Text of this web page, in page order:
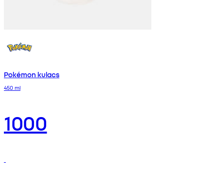
Pokémon kulacs
450 ml
1000